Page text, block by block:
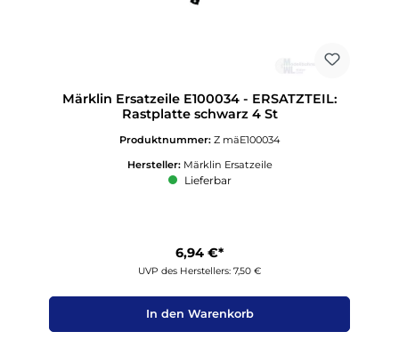
Märklin Ersatzeile E100034 - ERSATZTEIL:
Rastplatte schwarz 4 St
Produktnummer: Z mäE100034
Hersteller: Märklin Ersatzeile
Lieferbar
6,94 €*
UVP des Herstellers: 7,50 €
In den Warenkorb